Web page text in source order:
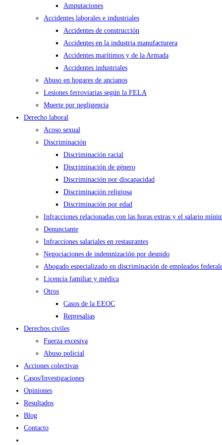
Amputaciones
Accidentes laborales e industriales
Accidentes de construcción
Accidentes en la industria manufacturera
Accidentes marítimos y de la Armada
Accidentes industriales
Abuso en hogares de ancianos
Lesiones ferroviarias según la FELA
Muerte por negligencia
Derecho laboral
Acoso sexual
Discriminación
Discriminación racial
Discriminación de género
Discriminación por discapacidad
Discriminación religiosa
Discriminación por edad
Infracciones relacionadas con las horas extras y el salario
Denunciante
Infracciones salariales en restaurantes
Negociaciones de indemnización por despido
Abogado especializado en discriminación de empleados
Licencia familiar y médica
Otros
Casos de la EEOC
Represalias
Derechos civiles
Fuerza excesiva
Abuso policial
Acciones colectivas
Casos/Investigaciones
Opiniones
Resultados
Blog
Contacto